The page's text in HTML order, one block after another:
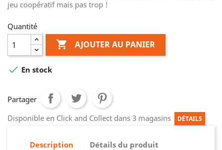
jeu coopératif mais pas trop !
Quantité
 AJOUTER AU PANIER
 En stock
Partager
Disponible en Click and Collect dans 3 magasins
DÉTAILS
Description Détails du produit